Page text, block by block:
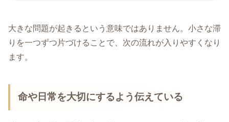
大きな問題が起きるという意味ではありません。小さな滞
りを一つずつ片づけることで、次の流れが入りやすくなり
ます。
命や日常を大切にするよう伝えている